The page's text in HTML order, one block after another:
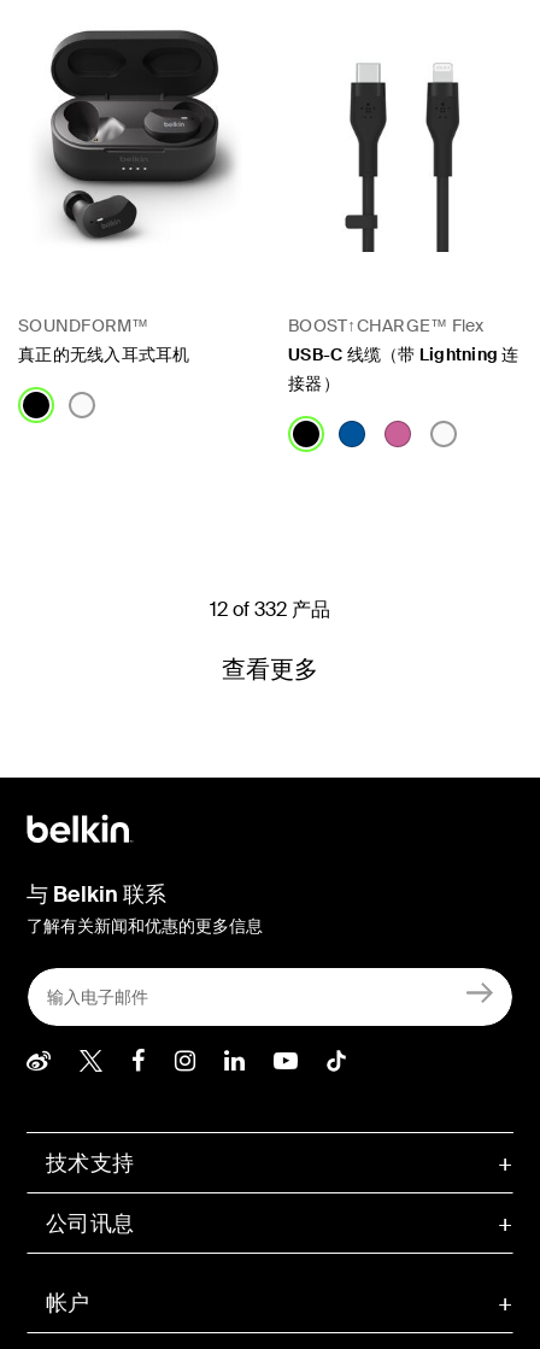
SOUNDFORM™
真正的无线入耳式耳机
BOOST↑CHARGE™ Flex
USB-C 线缆（带 Lightning 连
接器）
12 of 332 产品
查看更多
帐户
技术支持
公司讯息
与 Belkin 联系
了解有关新闻和优惠的更多信息
Belkin Weibo
Belkin Twitter
Belkin Facebook
Belkin Instagram
Belkin LInkedIn
Belkin Youtube
Belkin